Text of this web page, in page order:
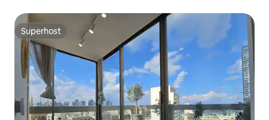
Superhost
Superhost